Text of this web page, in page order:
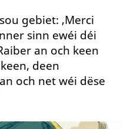
gebiet: ‚Merci
sinn ewéi déi
an och keen
deen
och net wéi dëse